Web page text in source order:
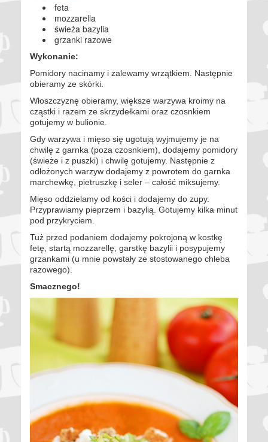
feta
mozzarella
świeża bazylia
grzanki razowe
Wykonanie:
Pomidory nacinamy i zalewamy wrzątkiem. Następnie
obieramy ze skórki.
Włoszczyznę obieramy, większe warzywa kroimy na
cząstki i razem ze skrzydełkami oraz czosnkiem
gotujemy w bulionie.
Gdy warzywa i mięso się ugotują wyjmujemy je na
chwilę z garnka (poza czosnkiem), dodajemy pomidory
(świeże i z puszki) i chwilę gotujemy. Następnie z
odłożonych warzyw dodajemy z powrotem do garnka
marchewkę, pietruszkę i seler – całość miksujemy.
Mięso oddzielamy od kości i dodajemy do zupy.
Przyprawiamy pieprzem i bazylią. Gotujemy kilka minut
pod przykryciem.
Tuż przed podaniem dodajemy pokrojoną w kostkę
fetę, startą mozzarellę, garstkę bazylii i posypujemy
grzankami (u mnie powstały ze stostowanego chleba
razowego).
Smacznego!